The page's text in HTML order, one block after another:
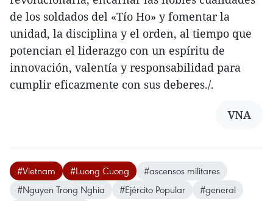
de los soldados del «Tío Ho» y fomentar la
unidad, la disciplina y el orden, al tiempo que
potencian el liderazgo con un espíritu de
innovación, valentía y responsabilidad para
cumplir eficazmente con sus deberes./.
VNA
#Vietnam #Luong Cuong
#ascensos militares
#Nguyen Trong Nghia
#Ejército Popular
#general